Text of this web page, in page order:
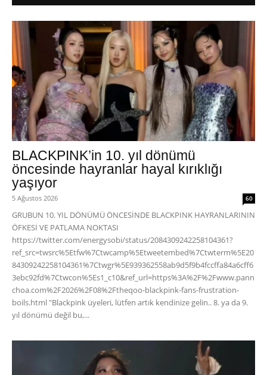
BLACKPINK’in 10. yıl dönümü
öncesinde hayranlar hayal kırıklığı
yaşıyor
5 Ağustos 2026 60
GRUBUN 10. YIL DÖNÜMÜ ÖNCESİNDE BLACKPINK HAYRANLARININ
ÖFKESİ VE PATLAMA NOKTASI
https://twitter.com/energysobi/status/2084309242258104361?
ref_src=twsrc%5Etfw%7Ctwcamp%5Etweetembed%7Ctwterm%5E20
84309242258104361%7Ctwgr%5E939362558ab9d5f9b4fccffa84a6cff6
3ebc92fd%7Ctwcon%5Es1_c10&ref_url=https%3A%2F%2Fwww.pann
choa.com%2F2026%2F08%2Ftheqoo-blackpink-fans-frustration-
boils.html "Blackpink üyeleri, lütfen artık kendinize gelin.. 8. ya da 9.
yıl dönümü değil bu,...